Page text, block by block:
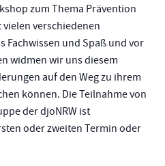
zum Thema Prävention
verschiedenen
Fachwissen und Spaß und vor
widmen wir uns diesem
auf den Weg zu ihrem
können. Die Teilnahme von
der djoNRW ist
oder zweiten Termin oder